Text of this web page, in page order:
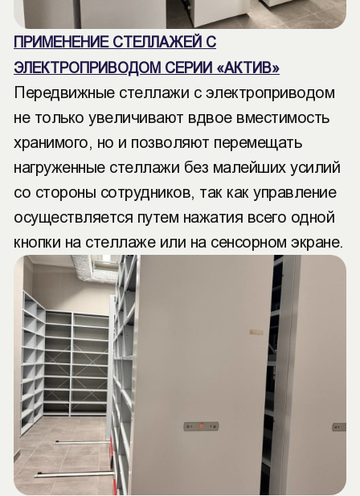
ПРИМЕНЕНИЕ СТЕЛЛАЖЕЙ С
ЭЛЕКТРОПРИВОДОМ СЕРИИ «АКТИВ»
Передвижные стеллажи с электроприводом
не только увеличивают вдвое вместимость
хранимого, но и позволяют перемещать
нагруженные стеллажи без малейших усилий
со стороны сотрудников, так как управление
осуществляется путем нажатия всего одной
кнопки на стеллаже или на сенсорном экране.